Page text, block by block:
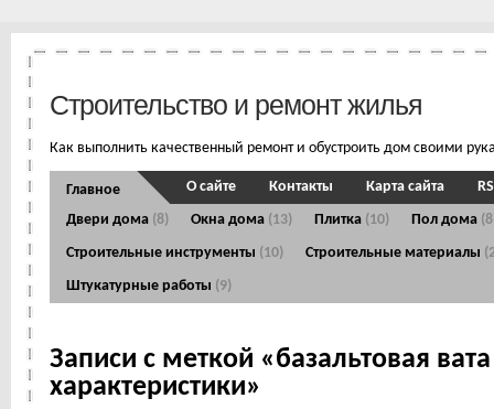
Строительство и ремонт жилья
Как выполнить качественный ремонт и обустроить дом своими
Главное
Двери дома (8) Окна дома (13) Плитка (10) Пол дома
Строительные инструменты (10) Строительные материалы
Штукатурные работы (9)
О сайте Контакты Карта сайта
Записи с меткой «базальтовая вата
характеристики»